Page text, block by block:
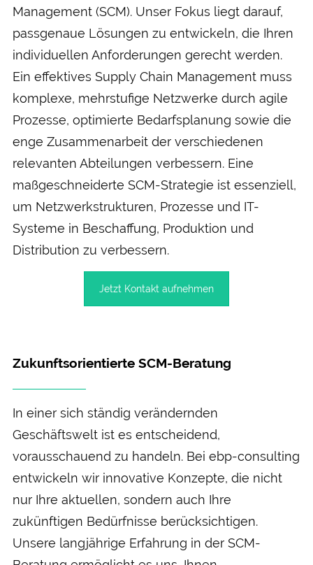
Management (SCM). Unser Fokus liegt darauf,
passgenaue Lösungen zu entwickeln, die Ihren
individuellen Anforderungen gerecht werden.
Ein effektives Supply Chain Management muss
komplexe, mehrstufige Netzwerke durch agile
Prozesse, optimierte Bedarfsplanung sowie die
enge Zusammenarbeit der verschiedenen
relevanten Abteilungen verbessern. Eine
maßgeschneiderte SCM-Strategie ist essenziell,
um Netzwerkstrukturen, Prozesse und IT-
Systeme in Beschaffung, Produktion und
Distribution zu verbessern.
Jetzt Kontakt aufnehmen
Zukunftsorientierte SCM-Beratung
In einer sich ständig verändernden
Geschäftswelt ist es entscheidend,
vorausschauend zu handeln. Bei ebp-consulting
entwickeln wir innovative Konzepte, die nicht
nur Ihre aktuellen, sondern auch Ihre
zukünftigen Bedürfnisse berücksichtigen.
Unsere langjährige Erfahrung in der SCM-